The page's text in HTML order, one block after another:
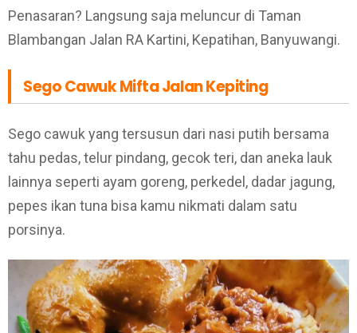
Penasaran? Langsung saja meluncur di Taman
Blambangan Jalan RA Kartini, Kepatihan, Banyuwangi.
Sego Cawuk Mifta Jalan Kepiting
Sego cawuk yang tersusun dari nasi putih bersama
tahu pedas, telur pindang, gecok teri, dan aneka lauk
lainnya seperti ayam goreng, perkedel, dadar jagung,
pepes ikan tuna bisa kamu nikmati dalam satu
porsinya.